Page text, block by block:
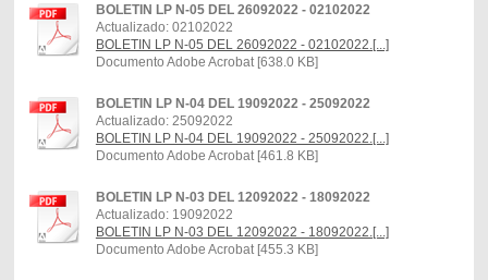
BOLETIN LP N-05 DEL 26092022 - 02102022
Actualizado: 02102022
BOLETIN LP N-05 DEL 26092022 - 02102022.[...]
Documento Adobe Acrobat [638.0 KB]
BOLETIN LP N-04 DEL 19092022 - 25092022
Actualizado: 25092022
BOLETIN LP N-04 DEL 19092022 - 25092022.[...]
Documento Adobe Acrobat [461.8 KB]
BOLETIN LP N-03 DEL 12092022 - 18092022
Actualizado: 19092022
BOLETIN LP N-03 DEL 12092022 - 18092022.[...]
Documento Adobe Acrobat [455.3 KB]